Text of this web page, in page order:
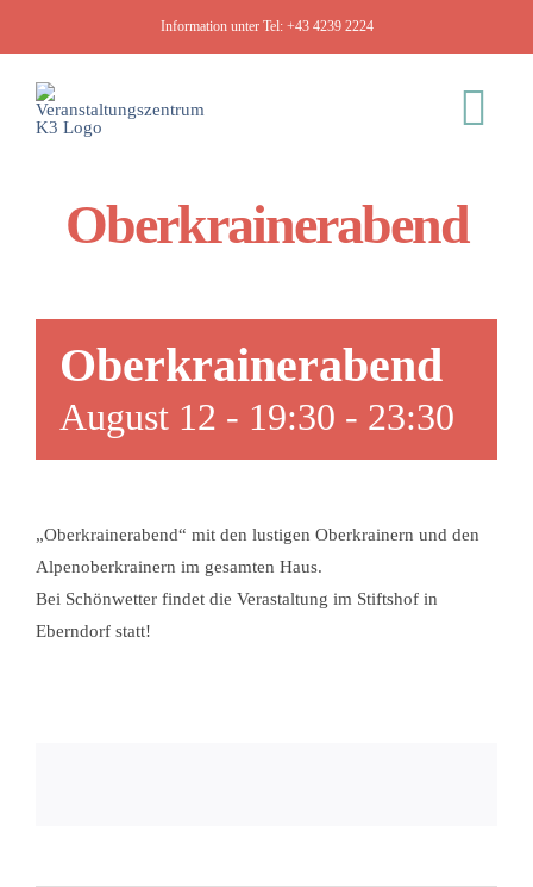
springen
Information unter Tel: +43 4239 2224
K3
Räumlichkeiten
Tourismusregion
Oberkrainerabend
Oberkrainerabend
August 12 - 19:30 - 23:30
„Oberkrainerabend“ mit den lustigen Oberkrainern und den
Alpenoberkrainern im gesamten Haus.
Bei Schönwetter findet die Verastaltung im Stiftshof in
Eberndorf statt!